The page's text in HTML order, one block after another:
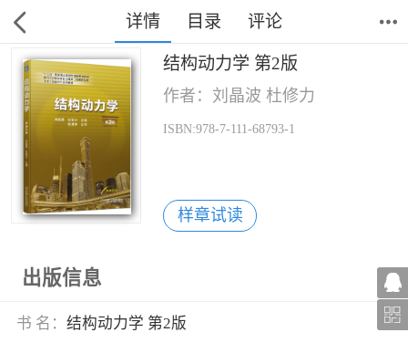
详情 目录 评论
结构动力学 第2版
作者：刘晶波 杜修力
ISBN:978-7-111-68793-1
样章试读
出版信息
书 名： 结构动力学 第2版